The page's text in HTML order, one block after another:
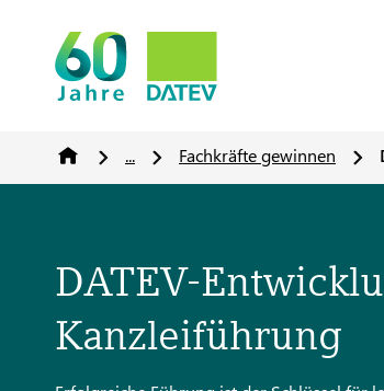
... Fachkräfte gewinnen
DATEV-
Kanzleiführung